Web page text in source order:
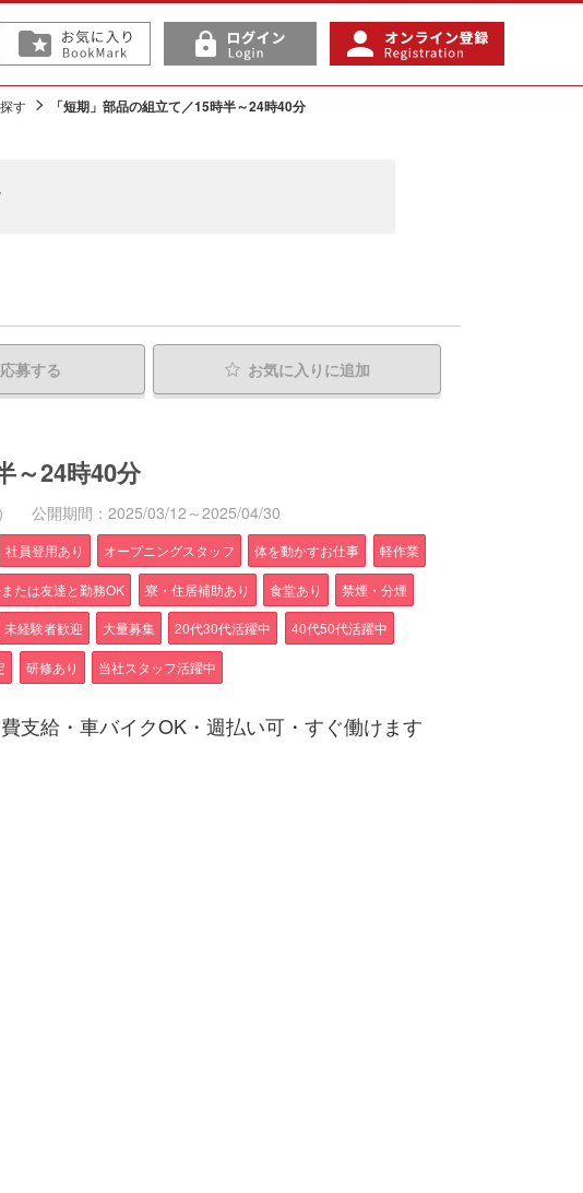
す 「短期」部品の組立て／15時半～24時40分
募する お気に入り に追加
～24時40分
公開期間：2025/03/12～2025/04/30
社員登用あり オープニングスタッフ 体を動かすお仕事 軽作業
たは友達と勤務OK 寮・住居補助あり 食堂あり 禁煙・分煙
未経験者歓迎 大量募集 20代30代活躍中 40代50代活躍中
研修あり 当社スタッフ活躍中
支給・車バイクOK・週払い可・すぐ働けます